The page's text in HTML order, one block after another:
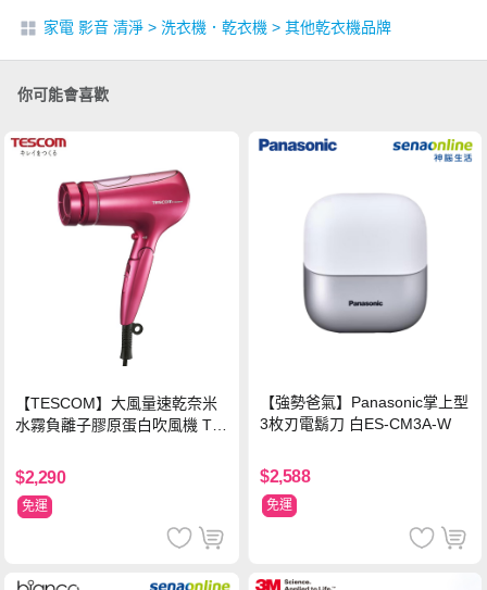
家電 影音 清淨 > 洗衣機．乾衣機 > 其他乾衣機品牌
你可能會喜歡
【TESCOM】大風量速乾奈米
水霧負離子膠原蛋白吹風機 TC
W
$2,290
免運
【強勢爸氣】Panasonic掌上型
3枚刃電鬍刀 白ES-CM3A-W
$2,588
免運